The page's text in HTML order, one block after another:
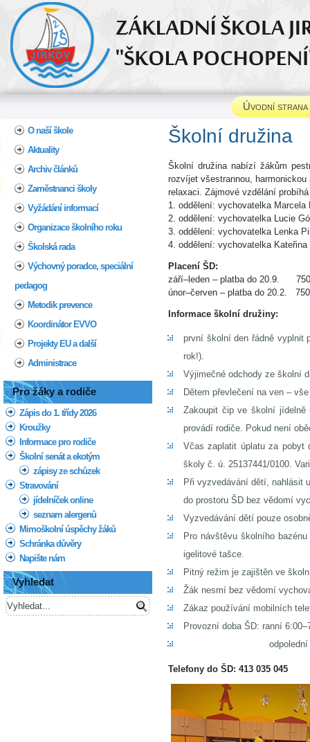
Úvodní strana
O naší škole
Aktuality
Archiv článků
Zaměstnanci školy
Vyžádání informací
Organizace školního roku
Školská rada
Výchovný poradce, speciální
pedagog
Metodik prevence
Koordinátor EVVO
Projekty EU a další
Administrace
Pro žáky a rodiče
Zápis do 1. třídy 2026
Kroužky
Informace pro rodiče
Školní senát a ekotým
zápisy ze schůzek
Stravování
jídelníček online
seznam alergenů
Mimoškolní úspěchy žáků
Schránka důvěry
Napište nám
Vyhledat
Školní družina nabízí žákům
rozvíjet všestrannou,
relaxaci. Zájmové vzdělání
1. oddělení: vychovatelka Marcela
2. oddělení: vychovatelka Lucie
3. oddělení: vychovatelka Lenka
4. oddělení: vychovatelka Kateřina
Placení ŠD:
září–leden – platba do 20.9.
únor–červen – platba do 20.2.
Informace školní družiny:
první školní den řádně vyplnit
rok!).
Výjimečné odchody ze školní
Dětem převlečení na ven –
Zakoupit čip ve školní jídelně
provádí rodiče. Pokud není
Včas zaplatit úplatu za pobyt
školy č. ú. 25137441/0100.
Při vyzvedávání dětí, nahlásit
do prostoru ŠD bez vědomí
Vyzvedávání dětí pouze
Pro návštěvu školního
igelitové tašce.
Pitný režim je zajištěn ve
Žák nesmí bez vědomí
Zákaz používání mobilních
Provozní doba ŠD: ranní
odpolední
Telefony do ŠD: 413 035 045